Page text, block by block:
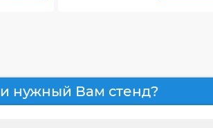
нужный Вам стенд?